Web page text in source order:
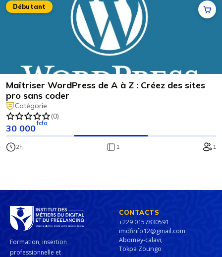
Débutant
Maîtriser WordPress de A à Z : Créez des sites
pro sans coder
Catégorie
(0)
30 000fcfa
2h 1 1
Formation, insertion
professionnelle et
CONTACTS
+229 0157830591
imdfinfo12@gmail.com
Abomey-calavi,
Tokpa Zoungo